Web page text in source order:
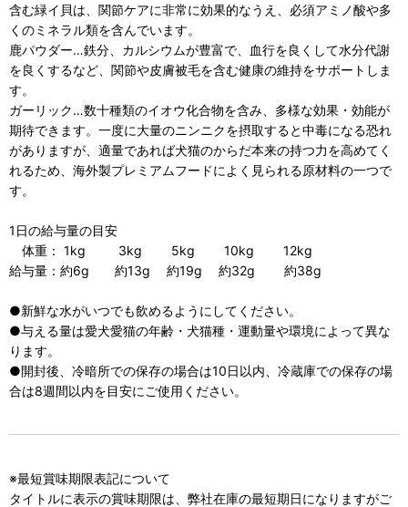
含む緑イ貝は、関節ケアに非常に効果的なうえ、必須アミノ酸や多
くのミネラル類を含んでいます。
鹿パウダー…鉄分、カルシウムが豊富で、血行を良くして水分代謝
を良くするなど、関節や皮膚被毛を含む健康の維持をサポートしま
す。
ガーリック…数十種類のイオウ化合物を含み、多様な効果・効能が
期待できます。一度に大量のニンニクを摂取すると中毒になる恐れ
がありますが、適量であれば犬猫のからだ本来の持つ力を高めてく
れるため、海外製プレミアムフードによく見られる原材料の一つで
す。
1日の給与量の目安
体重： 1kg 3kg 5kg 10kg 12kg
給与量：約6g 約13g 約19g 約32g 約38g
●新鮮な水がいつでも飲めるようにしてください。
●与える量は愛犬愛猫の年齢・犬猫種・運動量や環境によって異な
ります。
●開封後、冷暗所での保存の場合は10日以内、冷蔵庫での保存の場
合は8週間以内を目安にご使用ください。
※最短賞味期限表記について
タイトルに表示の賞味期限は、弊社在庫の最短期日になりますがご